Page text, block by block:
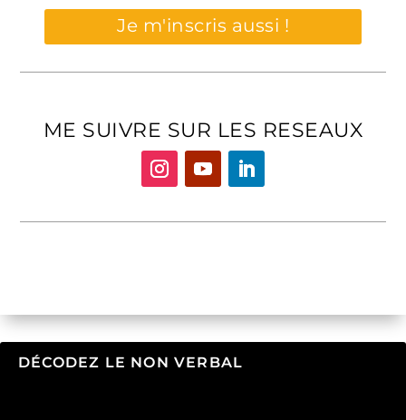
Je m'inscris aussi !
ME SUIVRE SUR LES RESEAUX
DÉCODEZ LE NON VERBAL